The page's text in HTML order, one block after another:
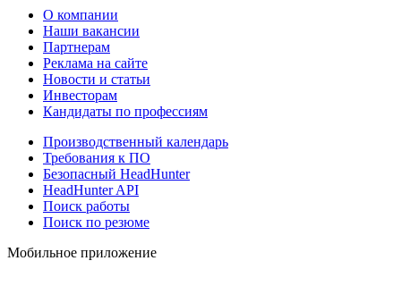
О компании
Наши вакансии
Партнерам
Реклама на сайте
Новости и статьи
Инвесторам
Кандидаты по профессиям
Производственный календарь
Требования к ПО
Безопасный HeadHunter
HeadHunter API
Поиск работы
Поиск по резюме
Мобильное приложение